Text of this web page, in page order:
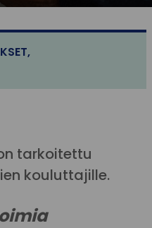
,
tarkoitettu
kouluttajille.